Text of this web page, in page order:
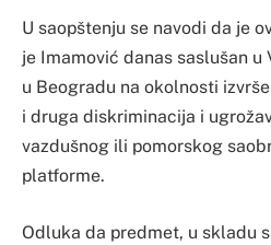
U saopštenju se navodi da je
je Imamović danas saslušan
u Beogradu na okolnosti
i druga diskriminacija i
vazdušnog ili pomorskog
platforme.
Odluka da predmet, u skladu